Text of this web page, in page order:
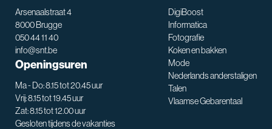
Arsenaalstraat 4
8000 Brugge
050 44 11 40
info@snt.be
Openingsuren
Ma - Do: 8.15 tot 20.45 uur
Vrij: 8.15 tot 19.45 uur
Zat: 8.15 tot 12.00 uur
Gesloten tijdens de vakanties
DigiBoost
Informatica
Fotografie
Koken en bakken
Mode
Nederlands anderstaligen
Talen
Vlaamse Gebarentaal